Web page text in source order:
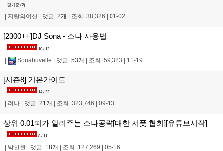
평가중 (2)
지랄의여신 댓글: 2개 조회: 38,326 01-02
[2300++]DJ Sona - 소나 사용법
10 / 12
| Sonabuvelle | 댓글: 53개 | 조회: 59,323 | 11-19
[시즌8] 기본가이드
14 / 22
려나 댓글: 21개 조회: 323,746 09-13
상위 0.01퍼가 알려주는 소나공략[대한 서폿 협회][유튜브시작]
8 / 11
| 박찬완 | 댓글: 18개 | 조회: 127,269 | 05-16